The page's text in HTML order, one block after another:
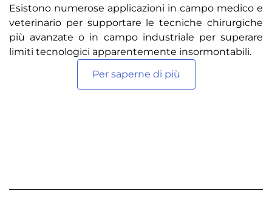
Esistono numerose applicazioni in campo medico e
veterinario per supportare le tecniche chirurgiche
più avanzate o in campo industriale per superare
limiti tecnologici apparentemente insormontabili.
Per saperne di più